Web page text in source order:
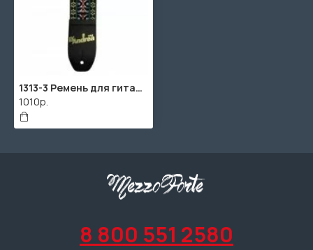
1313-3 Ремень для гитары, тканный, рисунок "гобелен", красный/желтый/синий, D'Andrea
1010р.
8 800 551 2580